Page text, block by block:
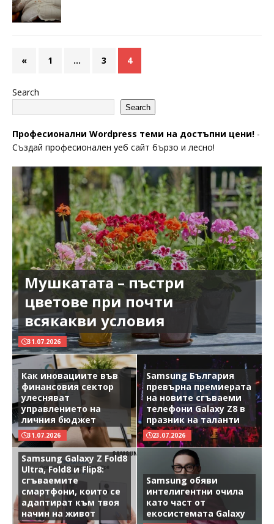
« 1 … 3 4
Search
Search
Професионални Wordpress теми на достъпни цени! -
Създай професионален уеб сайт бързо и лесно!
Мушкатата – пъстри
цветове при почти
всякакви условия
31.07.2026
Как иновациите във
финансовия сектор
улесняват
управлението на
личния бюджет
31.07.2026
Samsung България
превърна премиерата
на новите сгъваеми
телефони Galaxy Z8 в
празник на таланти
23.07.2026
Samsung Galaxy Z Fold8
Ultra, Fold8 и Flip8:
сгъваемите
смартфони, които се
адаптират към твоя
начин на живот
Samsung обяви
интелигентни очила
като част от
екосистемата Galaxy